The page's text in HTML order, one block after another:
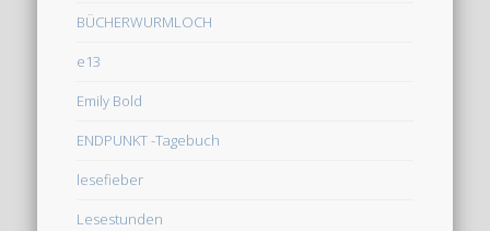
BÜCHERWURMLOCH
e13
Emily Bold
ENDPUNKT -Tagebuch
lesefieber
Lesestunden